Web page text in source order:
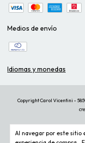
Al navegar por este sitio
Medios de envío
Idiomas y monedas
Copyright Carol Vicentini -